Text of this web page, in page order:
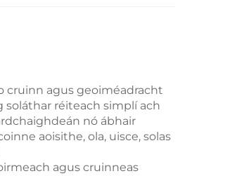
cruinn agus geoiméadracht
soláthar réiteach simplí ach
nó ábhair
aoisithe, ola, uisce, solas
agus cruinneas